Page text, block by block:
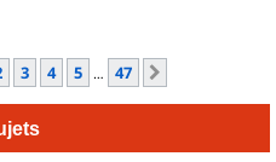
3 4 5 … 47